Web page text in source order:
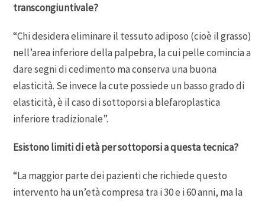
transcongiuntivale?
“Chi desidera eliminare il tessuto adiposo (cioè il grasso)
nell’area inferiore della palpebra, la cui pelle comincia a
dare segni di cedimento ma conserva una buona
elasticità. Se invece la cute possiede un basso grado di
elasticità, è il caso di sottoporsi a blefaroplastica
inferiore tradizionale”.
Esistono limiti di età per sottoporsi a questa tecnica?
“La maggior parte dei pazienti che richiede questo
intervento ha un’età compresa tra i 30 e i 60 anni, ma la